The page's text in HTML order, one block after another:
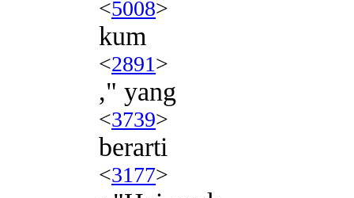
<5008>
kum
<2891>
," yang
<3739>
berarti
<3177>